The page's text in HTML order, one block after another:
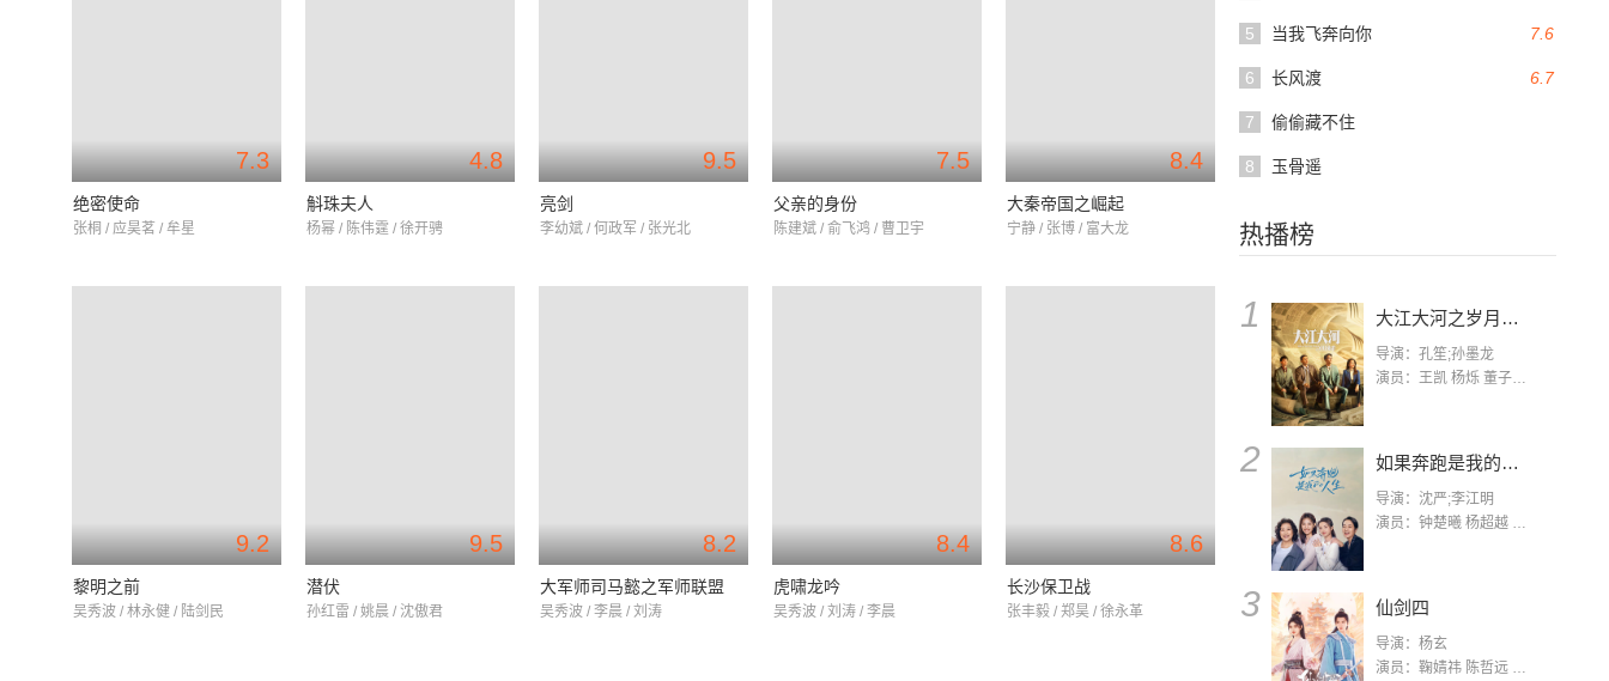
7.6
5 当我飞奔向你
6.7
6 长风渡
7 偷偷藏不住
8 玉骨遥
热播榜
1 大江大河之岁月如歌
导演：孔笙;孙墨龙
演员：王凯 杨烁 董子健 杨采钰 张佳宁 练练 林栋甫 房子斌
2 如果奔跑是我的人生
导演：沈严;李江明
演员：钟楚曦 杨超越 许娣 陈小艺 侯雯元 宋洋 王宥钧 李添诺
3 仙剑四
导演：杨玄
演员：鞠婧祎 陈哲远 茅子俊 毛晓慧 王媛可 张志浩 林枫松 张帆（演员）
7.3
绝密使命
张桐 / 应昊茗 / 牟星
4.8
斛珠夫人
杨幂 / 陈伟霆 / 徐开骋
9.5
亮剑
李幼斌 / 何政军 / 张光北
7.5
父亲的身份
陈建斌 / 俞飞鸿 / 曹卫宇
8.4
大秦帝国之崛起
宁静 / 张博 / 富大龙
9.2
黎明之前
吴秀波 / 林永健 / 陆剑民
9.5
潜伏
孙红雷 / 姚晨 / 沈傲君
8.2
大军师司马懿之军师联盟
吴秀波 / 李晨 / 刘涛
8.4
虎啸龙吟
吴秀波 / 刘涛 / 李晨
8.6
长沙保卫战
张丰毅 / 郑昊 / 徐永革